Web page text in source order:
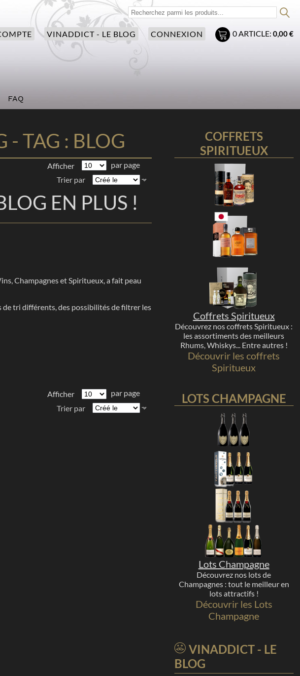
0ARTICLE: 0,00 €
VINADDICT - LE BLOG CONNEXION
FAQ
- TAG : BLOG
Afficher
par page
Trier par
EN PLUS !
Champagnes et Spiritueux, a fait peau
de tri différents, des possibilités de filtrer les
Afficher
par page
Trier par
COFFRETS
SPIRITUEUX
Coffrets Spiritueux
Découvrez nos coffrets Spiritueux :
les assortiments des meilleurs
Rhums, Whiskys... Entre autres !
Découvrir les coffrets
Spiritueux
LOTS CHAMPAGNE
Lots Champagne
Découvrez nos lots de
Champagnes : tout le meilleur en
lots attractifs !
Découvrir les Lots
Champagne
VINADDICT - LE
BLOG